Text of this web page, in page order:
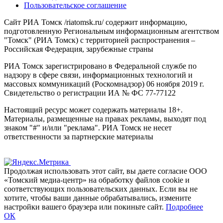
Пользовательское соглашение
Сайт РИА Томск /riatomsk.ru/ содержит информацию,
подготовленную Региональным информационным агентством
"Томск" (РИА Томск) с территорией распространения –
Российская Федерация, зарубежные страны
РИА Томск зарегистрировано в Федеральной службе по
надзору в сфере связи, информационных технологий и
массовых коммуникаций (Роскомнадзор) 06 ноября 2019 г.
Свидетельство о регистрации ИА № ФС 77-77122
Настоящий ресурс может содержать материалы 18+.
Материалы, размещенные на правах рекламы, выходят под
знаком "#" и/или "реклама". РИА Томск не несет
ответственности за партнерские материалы
Продолжая использовать этот сайт, вы даете согласие ООО
«Томский медиа-центр» на обработку файлов cookie и
соответствующих пользовательских данных. Если вы не
хотите, чтобы ваши данные обрабатывались, измените
настройки вашего браузера или покиньте сайт. Подробнее
ОК